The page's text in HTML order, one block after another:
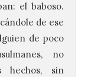
el baboso.
de ese
de poco
no
hechos, sin